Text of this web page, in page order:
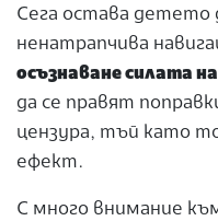
Сега остава детето
ненатрапчива
осъзнаване силата
да се правят
цензура, тъй като
ефект.
С много внимание